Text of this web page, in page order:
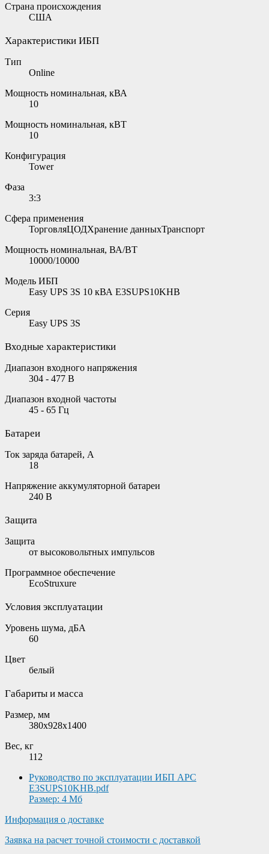
Страна происхождения
США
Характеристики ИБП
Тип
Online
Мощность номинальная, кВА
10
Мощность номинальная, кВТ
10
Конфигурация
Tower
Фаза
3:3
Сфера применения
ТорговляЦОДХранение данныхТранспорт
Мощность номинальная, ВА/ВТ
10000/10000
Модель ИБП
Easy UPS 3S 10 кВА E3SUPS10KHB
Серия
Easy UPS 3S
Входные характеристики
Диапазон входного напряжения
304 - 477 В
Диапазон входной частоты
45 - 65 Гц
Батареи
Ток заряда батарей, А
18
Напряжение аккумуляторной батареи
240 В
Защита
Защита
от высоковольтных импульсов
Программное обеспечение
EcoStruxure
Условия эксплуатации
Уровень шума, дБА
60
Цвет
белый
Габариты и масса
Размер, мм
380х928х1400
Вес, кг
112
Руководство по эксплуатации ИБП APC
E3SUPS10KHB.pdf
Размер: 4 Мб
Информация о доставке
Заявка на расчет точной стоимости с доставкой